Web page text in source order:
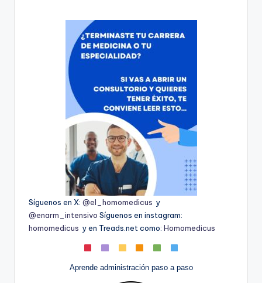
Síguenos en X: @el_homomedicus y
@enarm_intensivo Síguenos en instagram:
homomedicus y en Treads.net como: Homomedicus
Aprende administración paso a paso